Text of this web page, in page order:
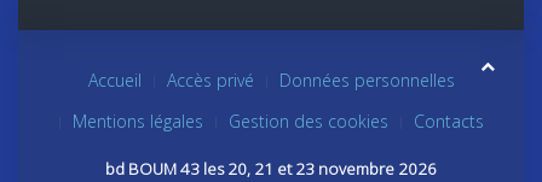
Accueil Accès privé
Données personnelles
Mentions légales
Gestion des cookies Contacts
bd BOUM 43 les 20, 21 et 23 novembre 2026